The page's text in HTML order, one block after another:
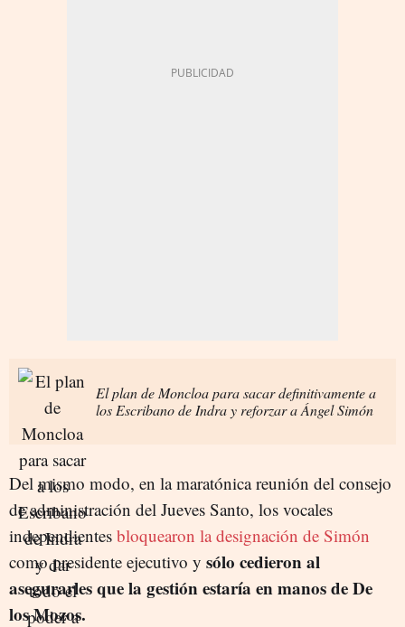
El plan de Moncloa para sacar definitivamente a
los Escribano de Indra y reforzar a Ángel Simón
Del mismo modo, en la maratónica reunión del consejo
de administración del Jueves Santo, los vocales
independientes bloquearon la designación de Simón
como presidente ejecutivo y sólo cedieron al
asegurarles que la gestión estaría en manos de De
los Mozos.